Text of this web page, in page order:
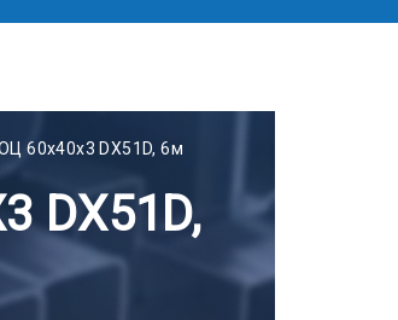
60x40x3 DX51D, 6м
DX51D,